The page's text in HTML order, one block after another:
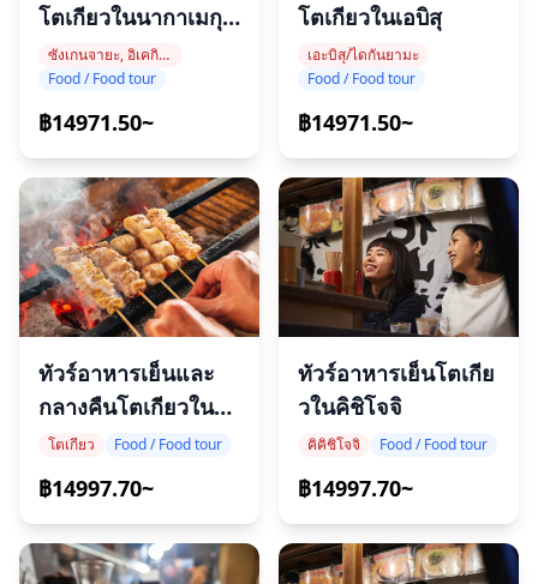
โตเกียวในนากาเมกุ
โระ
ซังเกนจายะ, อิเคกิริโอฮาชิ, นากาเมกุโร
Food / Food tour
฿14971.50~
โตเกียวในเอบิสุ
เอะบิสุ/ไดกันยามะ
Food / Food tour
฿14971.50~
ทัวร์อาหารเย็นและ
กลางคืนโตเกียวในอา
กาบาเนะ
โตเกียว Food / Food tour
฿14997.70~
ทัวร์อาหารเย็นโตเกีย
วในคิชิโจจิ
คิคิชิโจจิ Food / Food tour
฿14997.70~